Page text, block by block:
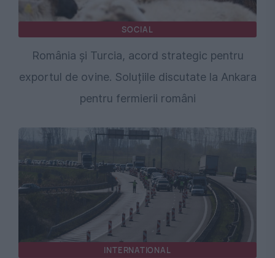
SOCIAL
România și Turcia, acord strategic pentru
exportul de ovine. Soluțiile discutate la Ankara
pentru fermierii români
INTERNATIONAL